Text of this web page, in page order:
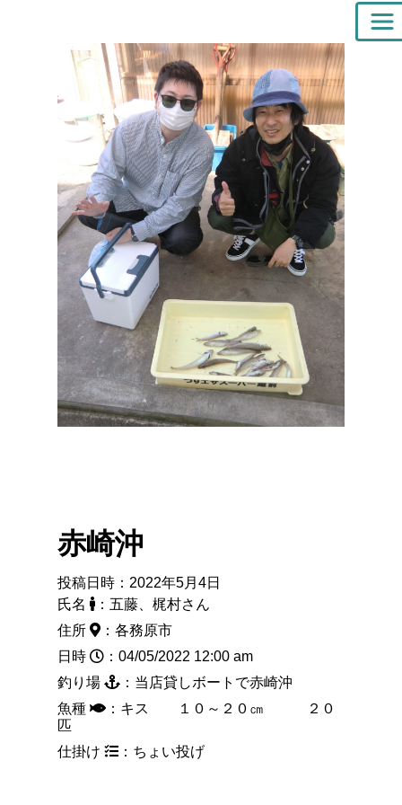
赤崎沖
投稿日時：2022年5月4日
氏名
：五藤、梶村さん
住所
：各務原市
日時
：04/05/2022 12:00 am
釣り場
：当店貸しボートで赤崎沖
魚種
：キス １０～２０㎝ ２０
匹
仕掛け
：ちょい投げ